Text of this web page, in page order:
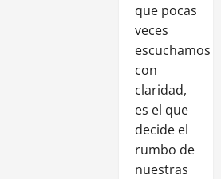
que pocas
veces
escuchamos
con
claridad,
es el que
decide el
rumbo de
nuestras